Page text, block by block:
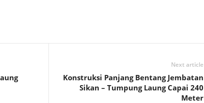
Next article
Konstruksi Panjang Bentang Jembatan
Sikan – Tumpung Laung Capai 240
Meter